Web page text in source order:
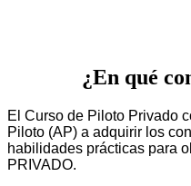
¿En qué
El Curso de Piloto Privado
Piloto (AP) a adquirir los
habilidades prácticas para
PRIVADO.